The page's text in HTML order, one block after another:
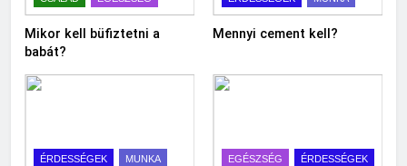
Mikor kell büfiztetni a
babát?
Mennyi cement kell?
ÉRDESSÉGEK MUNKA EGÉSZSÉG ÉRDESSÉGEK